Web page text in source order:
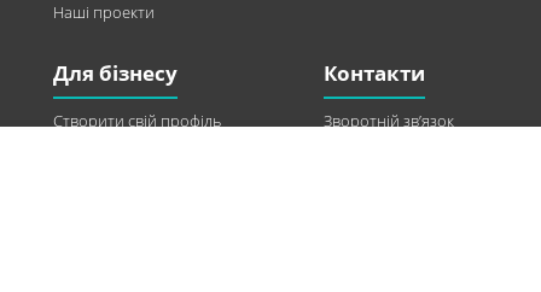
Наші проекти
Для бізнесу
Створити свій профіль
Контакти
Зворотній зв’язок